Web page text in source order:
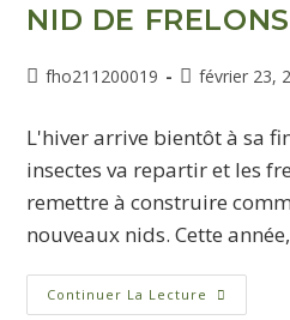
NID DE
fho211200019 février 23,
L'hiver arrive bientôt à sa
insectes va repartir et les
remettre à construire
nouveaux nids. Cette
Continuer La Lecture